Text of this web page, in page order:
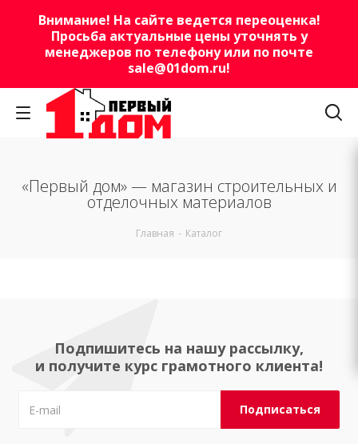
Внимание! На сайте ведется переоценка!
Просьба актуальные цены уточнять у
менеджеров по телефону или по почте
sale@01dom.ru!
«Первый дом» — магазин строительных и
отделочных материалов
Главная - Каталог
Подпишитесь на нашу рассылку,
и получите курс грамотного клиента!